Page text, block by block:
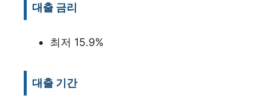
대출 금리
최저 15.9%
대출 기간